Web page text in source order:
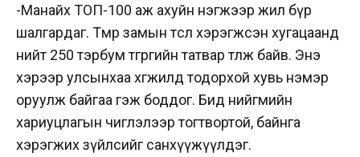
-Манайх ТОП-100 аж ахуйн нэгжээр жил бүр
шалгардаг. Төмөр замын төсөл хэрэгжсэн хугацаанд
нийт 250 тэрбум төгрөгийн татвар төлж байв. Энэ
хэрээр улсынхаа хөгжилд тодорхой хувь нэмэр
оруулж байгаа гэж боддог. Бид нийгмийн
хариуцлагын чиглэлээр тогтвортой, байнга
хэрэгжих зүйлсийг санхүүжүүлдэг.